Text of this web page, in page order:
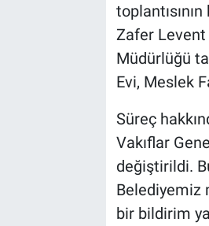
Zafer Levent
Müdürlüğü
Evi, Meslek
Süreç
Vakıflar
değiştirildi.
Belediyemiz
bir bildirim